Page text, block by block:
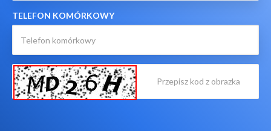
TELEFON KOMÓRKOWY